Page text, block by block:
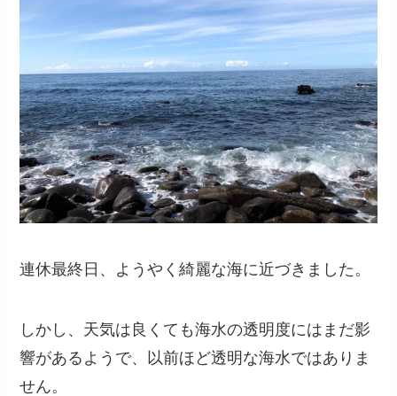
連休最終日、ようやく綺麗な海に近づきました。
しかし、天気は良くても海水の透明度にはまだ影
響があるようで、以前ほど透明な海水ではありま
せん。